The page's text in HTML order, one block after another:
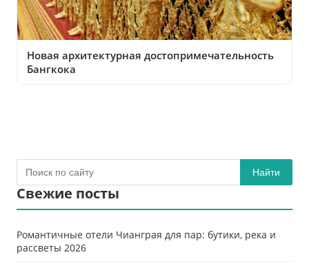
Новая архитектурная достопримечательность
Бангкока
Найти
Свежие посты
Романтичные отели Чианграя для пар: бутики, река и
рассветы 2026